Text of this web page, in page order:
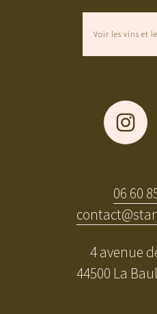
Voir les vins et
06 60
4 avenue
44500 La